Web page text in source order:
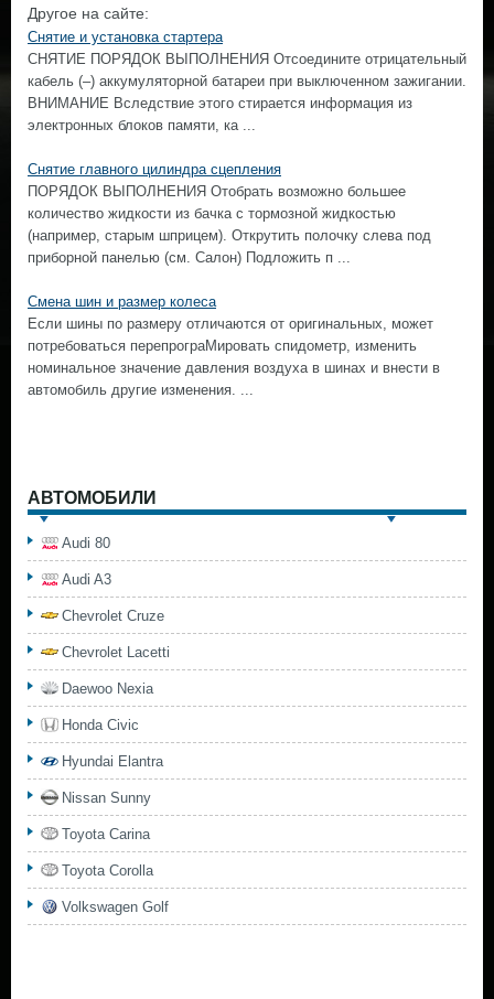
Другое на сайте:
Снятие и установка стартера
СНЯТИЕ ПОРЯДОК ВЫПОЛНЕНИЯ Отсоедините отрицательный
кабель (–) аккумуляторной батареи при выключенном зажигании.
ВНИМАНИЕ Вследствие этого стирается информация из
электронных блоков памяти, ка ...
Снятие главного цилиндра сцепления
ПОРЯДОК ВЫПОЛНЕНИЯ Отобрать возможно большее
количество жидкости из бачка с тормозной жидкостью
(например, старым шприцем). Открутить полочку слева под
приборной панелью (см. Салон) Подложить п ...
Смена шин и размер колеса
Если шины по размеру отличаются от оригинальных, может
потребоваться перепрограМировать спидометр, изменить
номинальное значение давления воздуха в шинах и внести в
автомобиль другие изменения. ...
АВТОМОБИЛИ
Audi 80
Audi A3
Chevrolet Cruze
Chevrolet Lacetti
Daewoo Nexia
Honda Civic
Hyundai Elantra
Nissan Sunny
Toyota Carina
Toyota Corolla
Volkswagen Golf